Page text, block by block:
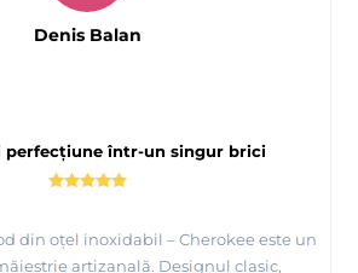
perfecțiune într-un singur brici
din oțel inoxidabil – Cherokee este un
artizanală. Designul clasic,
Denis Balan